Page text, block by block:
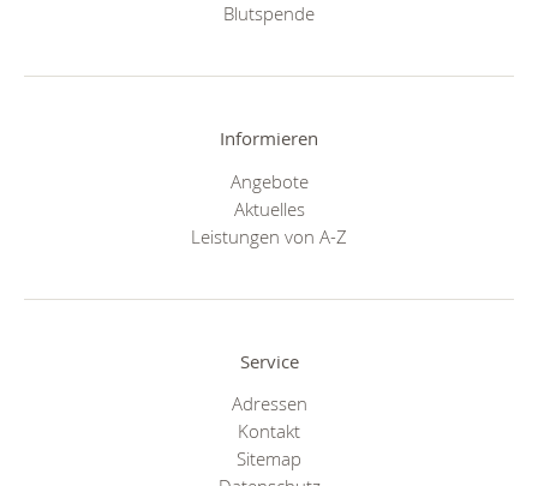
Blutspende
Informieren
Angebote
Aktuelles
Leistungen von A-Z
Service
Adressen
Kontakt
Sitemap